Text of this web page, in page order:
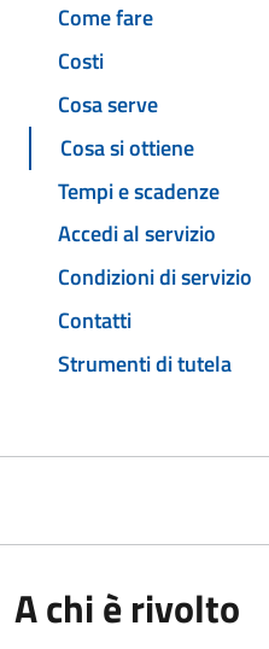
Come fare
Costi
Cosa serve
Cosa si ottiene
Tempi e scadenze
Accedi al servizio
Condizioni di servizio
Contatti
Strumenti di tutela
A chi è rivolto